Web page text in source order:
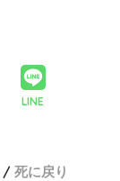
LINE
死に戻り